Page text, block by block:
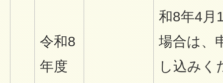
令和8
年度
和8年4月
場合は、
し込みく